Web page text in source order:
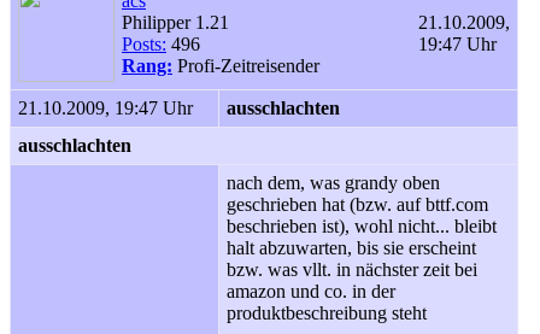
Philipper 1.21
Posts: 496
Rang: Profi-Zeitreisender
21.10.2009,
19:47 Uhr
21.10.2009, 19:47 Uhr
ausschlachten
ausschlachten
nach dem, was grandy oben
geschrieben hat (bzw. auf bttf.com
beschrieben ist), wohl nicht... bleibt
halt abzuwarten, bis sie erscheint
bzw. was vllt. in nächster zeit bei
amazon und co. in der
produktbeschreibung steht